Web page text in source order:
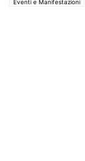
Eventi e Manifestazioni